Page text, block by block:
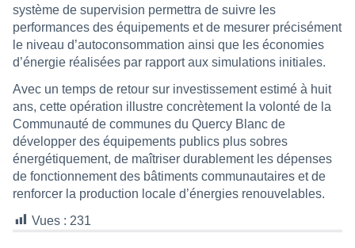
système de supervision permettra de suivre les
performances des équipements et de mesurer précisément
le niveau d’autoconsommation ainsi que les économies
d’énergie réalisées par rapport aux simulations initiales.
Avec un temps de retour sur investissement estimé à huit
ans, cette opération illustre concrètement la volonté de la
Communauté de communes du Quercy Blanc de
développer des équipements publics plus sobres
énergétiquement, de maîtriser durablement les dépenses
de fonctionnement des bâtiments communautaires et de
renforcer la production locale d’énergies renouvelables.
Vues : 231